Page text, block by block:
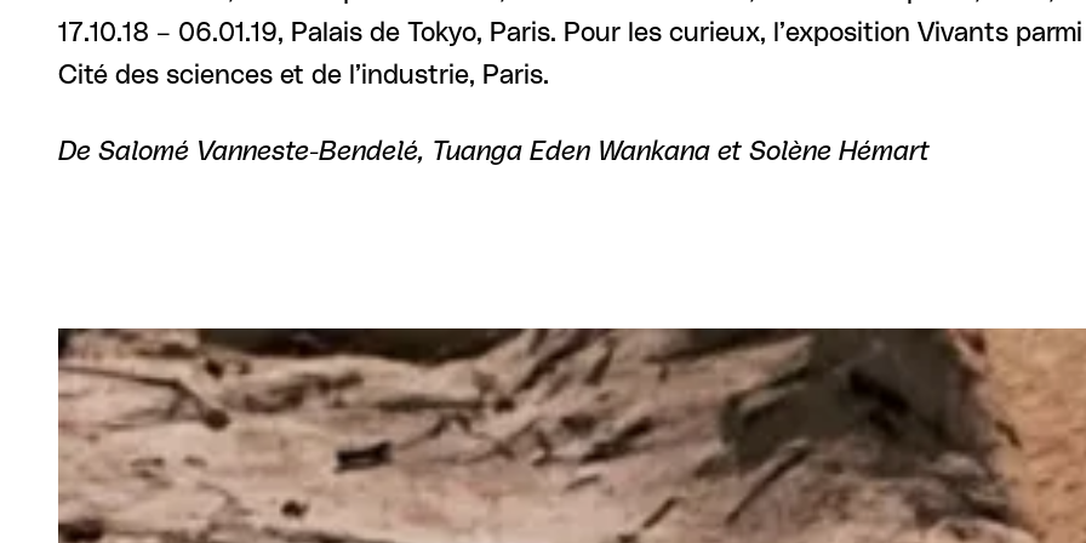
17.10.18 – 06.01.19, Palais de Tokyo, Paris. Pour les curieux, l’exposition Vivants
Cité des sciences et de l’industrie, Paris.
De Salomé Vanneste-Bendelé, Tuanga Eden Wankana et Solène Hémart
Carrousel 0
Agrandir